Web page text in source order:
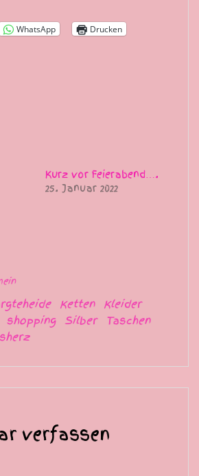
WhatsApp Drucken
Kurz vor Feierabend….
25. Januar 2022
Ketten
Kleider
shopping Silber
Taschen
verfassen